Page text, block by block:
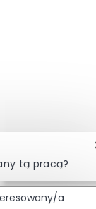
tą pracą?
a